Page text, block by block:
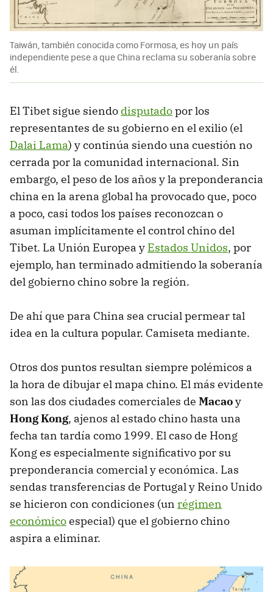
Taiwán, también conocida como Formosa, es hoy un país
independiente pese a que China reclama su soberanía sobre
él.
El Tibet sigue siendo disputadopor los
representantes de su gobierno en el exilio (el
Dalai Lama) y continúa siendo una cuestión no
cerrada por la comunidad internacional. Sin
embargo, el peso de los años y la preponderancia
china en la arena global ha provocado que, poco
a poco, casi todos los países reconozcan o
asuman implícitamente el control chino del
Tibet. La Unión Europea y Estados Unidos, por
ejemplo, han terminado admitiendo la soberanía
del gobierno chino sobre la región.
De ahí que para China sea crucial permear tal
idea en la cultura popular. Camiseta mediante.
Otros dos puntos resultan siempre polémicos a
la hora de dibujar el mapa chino. El más evidente
son las dos ciudades comerciales de Macaoy
Hong Kong, ajenos al estado chino hasta una
fecha tan tardía como 1999. El caso de Hong
Kong es especialmente significativo por su
preponderancia comercial y económica. Las
sendas transferencias de Portugal y Reino Unido
se hicieron con condiciones (un régimen
económicoespecial) que el gobierno chino
aspira a eliminar.